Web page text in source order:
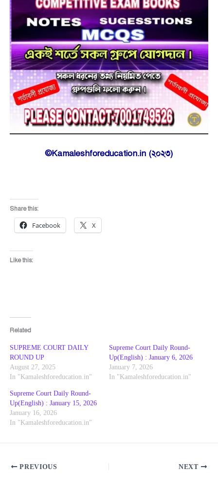
©Kamaleshforeducation.in (২০২৩)
Share this:
Facebook X
Like this:
Related
SUPREME COURT DAILY
ROUND UP
August 27, 2025
In "Kamaleshforeducation.in"
Supreme Court Daily Round-
Up(English) : January 6, 2026
January 7, 2026
In "Kamaleshforeducation.in"
Supreme Court Daily Round-
Up(English) : January 15, 2026
January 16, 2026
In "Kamaleshforeducation.in"
PREVIOUS NEXT